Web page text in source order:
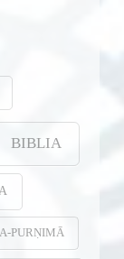
BIBLIA
PURṆIMĀ